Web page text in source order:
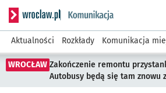
Serwis informacyjny wroclaw.pl
Aktualności Rozkłady Komunikacja
WROCŁAW Zakończenie remontu
Autobusy będą się tam znowu